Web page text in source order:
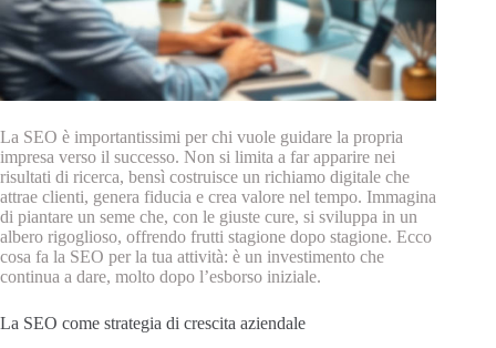
La SEO è importantissimi per chi vuole guidare la propria
impresa verso il successo. Non si limita a far apparire nei
risultati di ricerca, bensì costruisce un richiamo digitale che
attrae clienti, genera fiducia e crea valore nel tempo. Immagina
di piantare un seme che, con le giuste cure, si sviluppa in un
albero rigoglioso, offrendo frutti stagione dopo stagione. Ecco
cosa fa la SEO per la tua attività: è un investimento che
continua a dare, molto dopo l’esborso iniziale.
La SEO come strategia di crescita aziendale